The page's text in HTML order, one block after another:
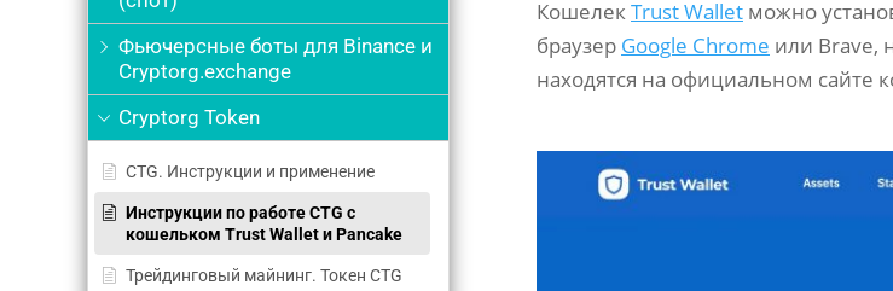
КошелекTrust Wallet можно
браузер Google Chrome или Brave,
находятся на официальном сайте
Фьючерсные боты для Binance и
Cryptorg.exchange
Cryptorg Token
СTG. Инструкции и применение
Инструкции по работе CTG с
кошельком Trust Wallet и Pancake
Трейдинговый майнинг. Токен CTG